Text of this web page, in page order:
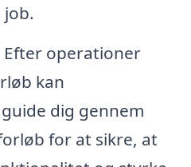
Efter operationer
kan
dig gennem
for at sikre, at